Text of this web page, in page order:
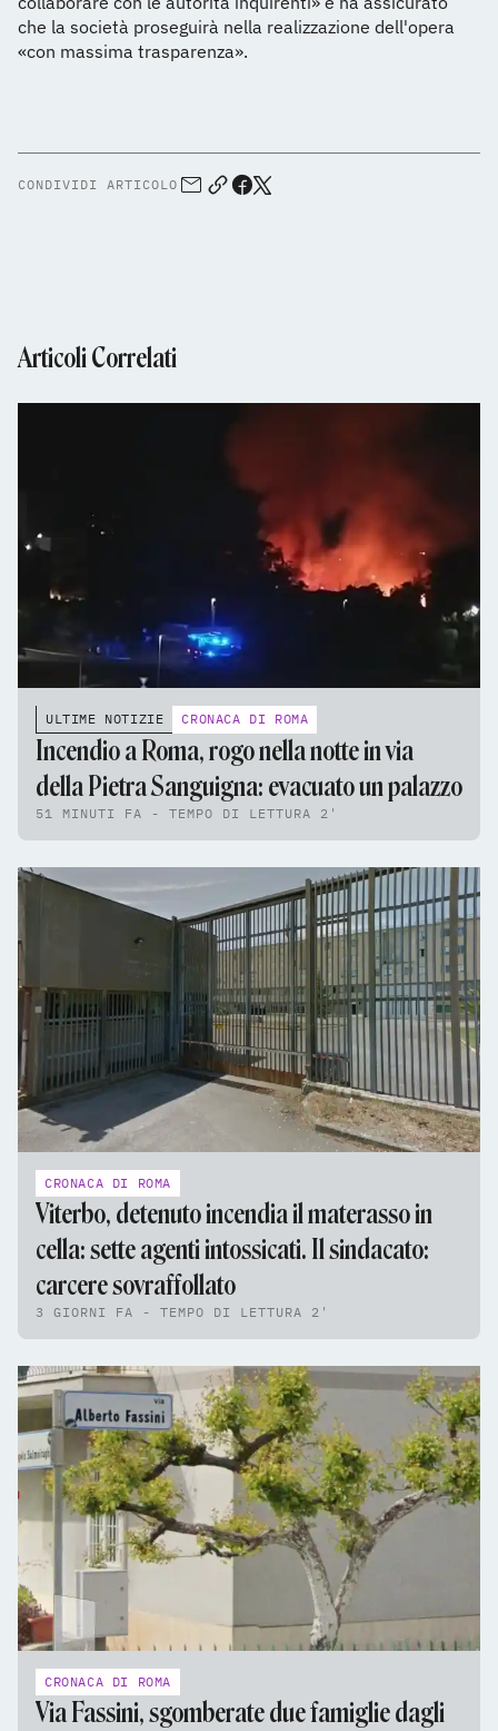
che la società proseguirà nella realizzazione dell'opera
«con massima trasparenza».
CONDIVIDI ARTICOLO
Articoli Correlati
ULTIME NOTIZIE CRONACA DI ROMA
Incendio a Roma, rogo nella notte in via
della Pietra Sanguigna: evacuato un palazzo
51 MINUTI FA - TEMPO DI LETTURA 2'
CRONACA DI ROMA
Viterbo, detenuto incendia il materasso in
cella: sette agenti intossicati. Il sindacato:
carcere sovraffollato
3 GIORNI FA - TEMPO DI LETTURA 2'
CRONACA DI ROMA
Via Fassini, sgomberate due famiglie dagli